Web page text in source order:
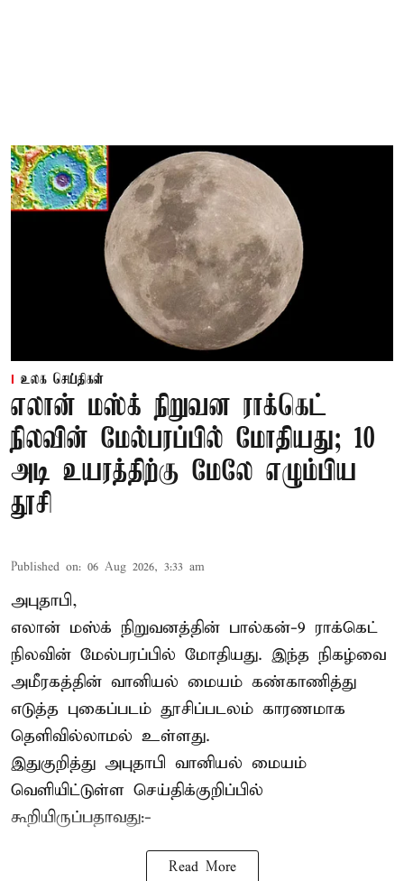
உலக செய்திகள்
எலான் மஸ்க் நிறுவன ராக்கெட்
நிலவின் மேல்பரப்பில் மோதியது; 10
அடி உயரத்திற்கு மேலே எழும்பிய
தூசி
Published on: 06 Aug 2026, 3:33 am
அபுதாபி,
எலான் மஸ்க் நிறுவனத்தின் பால்கன்-9 ராக்கெட்
நிலவின் மேல்பரப்பில் மோதியது. இந்த நிகழ்வை
அமீரகத்தின் வானியல் மையம் கண்காணித்து
எடுத்த புகைப்படம் தூசிப்படலம் காரணமாக
தெளிவில்லாமல் உள்ளது.
இதுகுறித்து அபுதாபி வானியல் மையம்
வெளியிட்டுள்ள செய்திக்குறிப்பில்
கூறியிருப்பதாவது:-
Read More